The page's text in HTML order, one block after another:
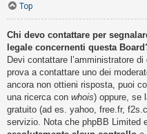
Top
Chi devo contattare per
legale concernenti questa
Devi contattare l’amministratore
prova a contattare uno dei
ancora non ottieni risposta, puoi
una ricerca con whois) oppure, se
gratuito (ad es. yahoo, free.fr,
servizio. Nota che phpBB Limited